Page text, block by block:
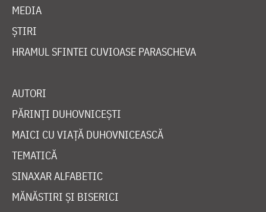
MEDIA
ȘTIRI
HRAMUL SFINTEI CUVIOASE PARASCHEVA
AUTORI
PĂRINȚI DUHOVNICEȘTI
MAICI CU VIAȚĂ DUHOVNICEASCĂ
TEMATICĂ
SINAXAR ALFABETIC
MĂNĂSTIRI ȘI BISERICI